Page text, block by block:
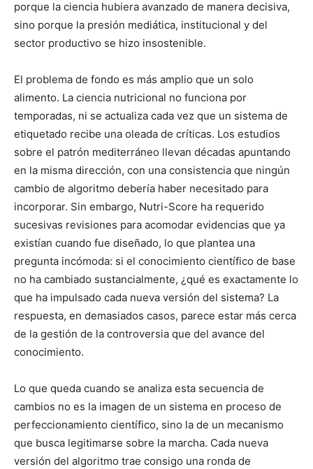
porque la ciencia hubiera avanzado de manera decisiva,
sino porque la presión mediática, institucional y del
sector productivo se hizo insostenible.
El problema de fondo es más amplio que un solo
alimento. La ciencia nutricional no funciona por
temporadas, ni se actualiza cada vez que un sistema de
etiquetado recibe una oleada de críticas. Los estudios
sobre el patrón mediterráneo llevan décadas apuntando
en la misma dirección, con una consistencia que ningún
cambio de algoritmo debería haber necesitado para
incorporar. Sin embargo, Nutri-Score ha requerido
sucesivas revisiones para acomodar evidencias que ya
existían cuando fue diseñado, lo que plantea una
pregunta incómoda: si el conocimiento científico de base
no ha cambiado sustancialmente, ¿qué es exactamente lo
que ha impulsado cada nueva versión del sistema? La
respuesta, en demasiados casos, parece estar más cerca
de la gestión de la controversia que del avance del
conocimiento.
Lo que queda cuando se analiza esta secuencia de
cambios no es la imagen de un sistema en proceso de
perfeccionamiento científico, sino la de un mecanismo
que busca legitimarse sobre la marcha. Cada nueva
versión del algoritmo trae consigo una ronda de